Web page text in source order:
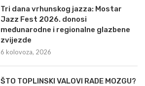
Tri dana vrhunskog jazza: Mostar
Jazz Fest 2026. donosi
međunarodne i regionalne glazbene
zvijezde
6 kolovoza, 2026
ŠTO TOPLINSKI VALOVI RADE MOZGU?